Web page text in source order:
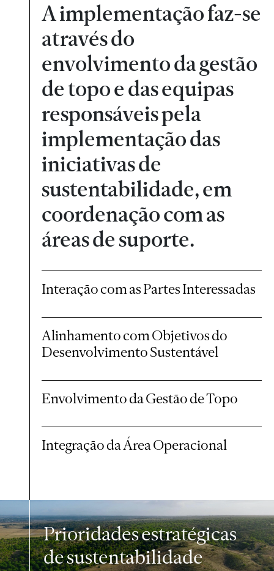
A implementação faz-se
através do
envolvimento da gestão
de topo e das equipas
responsáveis pela
implementação das
iniciativas de
sustentabilidade, em
coordenação com as
áreas de suporte.
Interação com as Partes Interessadas
Alinhamento com Objetivos do
Desenvolvimento Sustentável
Envolvimento da Gestão de Topo
Integração da Área Operacional
Prioridades estratégicas
de sustentabilidade